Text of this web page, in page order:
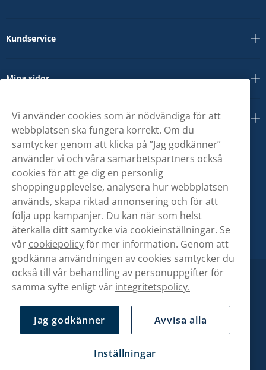
Kundservice
Mina sidor
Om oss
Vi använder cookies som är nödvändiga för att
webbplatsen ska fungera korrekt. Om du
samtycker genom att klicka på ”Jag godkänner”
använder vi och våra samarbetspartners också
cookies för att ge dig en personlig
shoppingupplevelse, analysera hur webbplatsen
används, skapa riktad annonsering och för att
följa upp kampanjer. Du kan när som helst
återkalla ditt samtycke via cookieinställningar. Se
vår cookiepolicyför mer information. Genom att
godkänna användningen av cookies samtycker du
också till vår behandling av personuppgifter för
samma syfte enligt vår integritetspolicy.
Jag godkänner Avvisa alla
Inställningar